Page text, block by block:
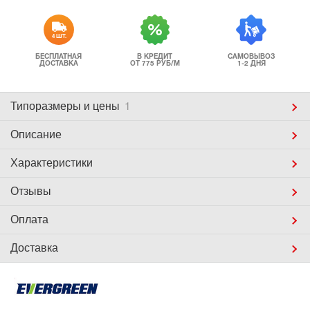
4 ШТ.
БЕСПЛАТНАЯ
ДОСТАВКА
В КРЕДИТ
ОТ 775 РУБ/М
САМОВЫВОЗ
1-2 ДНЯ
Типоразмеры и цены 1
Описание
Характеристики
Отзывы
Оплата
Доставка